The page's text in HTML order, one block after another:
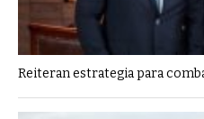
Reiteran estrategia para